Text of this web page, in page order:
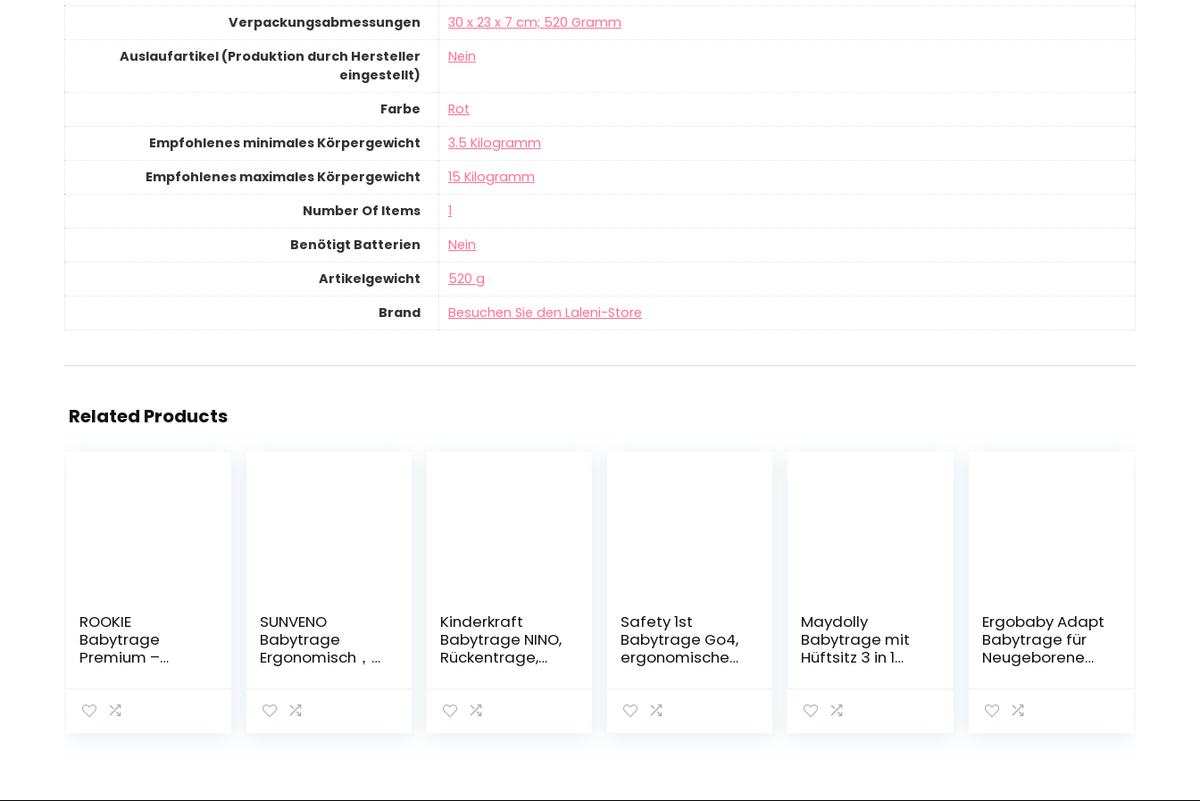
Verpackungsabmessungen
‎30 x 23 x 7 cm; 520 Gramm
Auslaufartikel (Produktion durch Hersteller
eingestellt)
‎Nein
Farbe
‎Rot
Empfohlenes minimales Körpergewicht
‎3.5 Kilogramm
Empfohlenes maximales Körpergewicht
‎15 Kilogramm
Number Of Items
‎1
Benötigt Batterien
‎Nein
Artikelgewicht
‎520 g
Brand
Besuchen Sie den Laleni-Store
Related Products
ROOKIE
Babytrage
Premium –
Zertifizierte Bio
SUNVENO
Babytrage
Ergonomisch，
Kapuze, Hüftsitz
Kinderkraft
Babytrage NINO,
Rückentrage,
Kleinkinder, Baby
Safety 1st
Babytrage Go4,
ergonomische
Kleinkinder,
Maydolly
Babytrage mit
Hüftsitz 3 in 1
Säugling bis
Ergobaby Adapt
Babytrage für
Neugeborene
SoftFlex Mesh